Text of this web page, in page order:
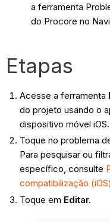
a ferramenta
do Procore no
Etapas
Acesse a ferramenta
do projeto usando o
dispositivo móvel iOS.
Toque no problema
Para pesquisar ou
específico, consulte
compatibilização (iOS)
Toque em Editar.